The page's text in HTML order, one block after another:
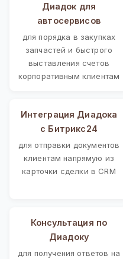
Диадок для
автосервисов
для порядка в закупках
запчастей и быстрого
выставления счетов
корпоративным клиентам
Интеграция Диадока
с Битрикс24
для отправки документов
клиентам напрямую из
карточки сделки в CRM
Консультация по
Диадоку
для получения ответов на